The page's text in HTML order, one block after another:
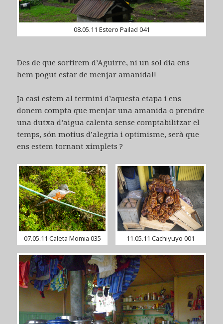
08.05.11 Estero Pailad 041
Des de que sortírem d’Aguirre, ni un sol dia ens
hem pogut estar de menjar amanida!!
Ja casi estem al termini d’aquesta etapa i ens
donem compta que menjar una amanida o prendre
una dutxa d’aigua calenta sense comptabilitzar el
temps, són motius d’alegria i optimisme, serà que
ens estem tornant ximplets ?
07.05.11 Caleta Momia 035 11.05.11 Cachiyuyo 001